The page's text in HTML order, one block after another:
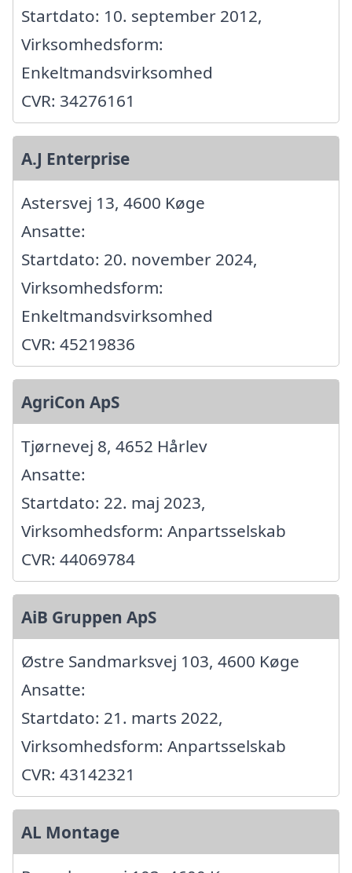
Startdato: 10. september 2012,
Virksomhedsform:
Enkeltmandsvirksomhed
CVR: 34276161
A.J Enterprise
Astersvej 13, 4600 Køge
Ansatte:
Startdato: 20. november 2024,
Virksomhedsform:
Enkeltmandsvirksomhed
CVR: 45219836
AgriCon ApS
Tjørnevej 8, 4652 Hårlev
Ansatte:
Startdato: 22. maj 2023,
Virksomhedsform: Anpartsselskab
CVR: 44069784
AiB Gruppen ApS
Østre Sandmarksvej 103, 4600 Køge
Ansatte:
Startdato: 21. marts 2022,
Virksomhedsform: Anpartsselskab
CVR: 43142321
AL Montage